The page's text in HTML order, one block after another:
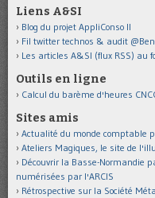
Liens A&SI
Blog du projet AppliConso II
Fil twitter technos & audit
Les articles A&SI (flux RSS) au
Outils en ligne
Calcul du barème d'heures
Sites amis
Actualité du monde comptable
Ateliers Magiques, le site de
Découvrir la Basse-Normandie
numérisées par l'ARCIS
Rétrospective sur la Société